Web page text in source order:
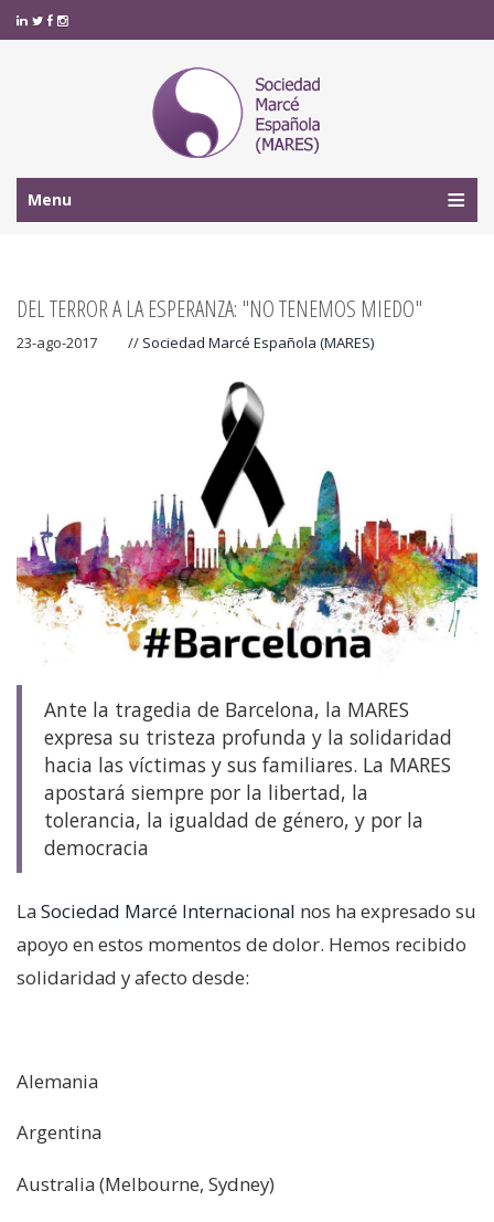
Menu
DEL TERROR A LA ESPERANZA: "NO TENEMOS MIEDO"
23-ago-2017 // Sociedad Marcé Española (MARES)
Ante la tragedia de Barcelona, la MARES
expresa su tristeza profunda y la solidaridad
hacia las víctimas y sus familiares. La MARES
apostará siempre por la libertad, la
tolerancia, la igualdad de género, y por la
democracia
La Sociedad Marcé Internacional nos ha expresado su
apoyo en estos momentos de dolor. Hemos recibido
solidaridad y afecto desde:
Alemania
Argentina
Australia (Melbourne, Sydney)